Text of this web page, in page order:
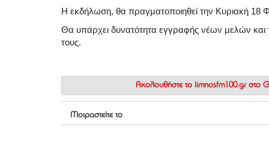
Η εκδήλωση, θα πραγματοποιηθεί την Κυριακή 18
Θα υπάρχει δυνατότητα εγγραφής νέων μελών
τους.
Ακολουθήστε το limnosfm100.gr στο
Μοιραστείτε το